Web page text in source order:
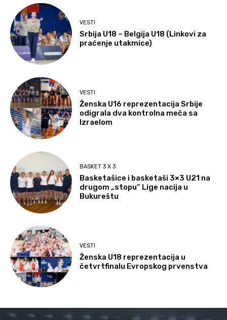
VESTI
Srbija U18 – Belgija U18 (Linkovi za
praćenje utakmice)
VESTI
Ženska U16 reprezentacija Srbije
odigrala dva kontrolna meča sa
Izraelom
BASKET 3 X 3
Basketašice i basketaši 3×3 U21 na
drugom „stopu“ Lige nacija u
Bukureštu
VESTI
Ženska U18 reprezentacija u
četvrtfinalu Evropskog prvenstva